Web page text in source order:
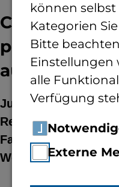
Clevere
präsentieren
ausgefallene
Jugend forscht/
Regionalwettbewerb
Fachhochschule /
Wettbewerbstag am
können
Kategorien
Bitte
alle
Verfügung
Externe